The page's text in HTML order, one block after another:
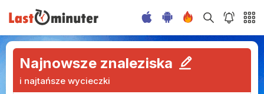
Najnowsze znaleziska
i najtańsze wycieczki